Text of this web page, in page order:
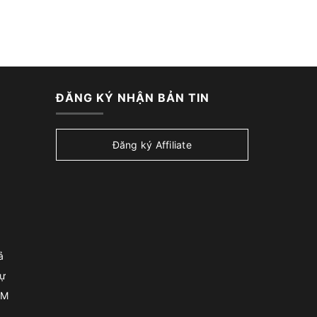
ĐĂNG KÝ NHẬN BẢN TIN
Đăng ký Affiliate